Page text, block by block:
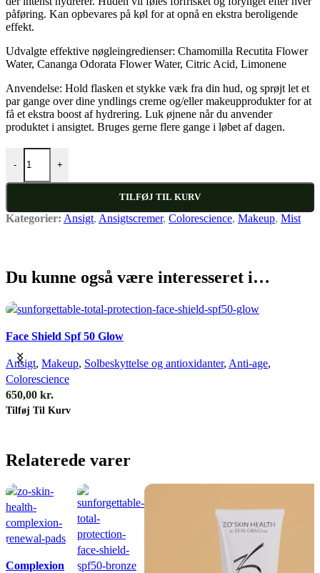
påføring. Kan opbevares på køl for at opnå en ekstra beroligende
effekt.
Udvalgte effektive nøgleingredienser: Chamomilla Recutita Flower
Water, Cananga Odorata Flower Water, Citric Acid, Limonene
Anvendelse: Hold flasken et stykke væk fra din hud, og sprøjt let et
par gange over dine yndlings creme og/eller makeupprodukter for at
få et ekstra boost af hydrering. Luk øjnene når du anvender
produktet i ansigtet. Bruges gerne flere gange i løbet af dagen.
-
HYDRATING MIST antal
+
TILFØJ TIL KURV
Kategorier: Ansigt, Ansigtscremer, Colorescience, Makeup, Mist
Du kunne også være interesseret i…
Face Shield Spf 50 Glow
Ansigt, Makeup, Solbeskyttelse og antioxidanter, Anti-age,
Colorescience
650,00 kr.
Tilføj Til Kurv
Relaterede varer
Complexion